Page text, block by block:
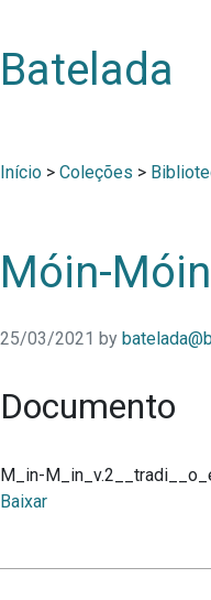
Batelada
Início > Coleções >
Móin-
25/03/2021 by
Documento
M_in-
Baixar